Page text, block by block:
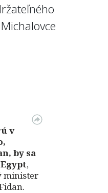
v
by sa
,
minister